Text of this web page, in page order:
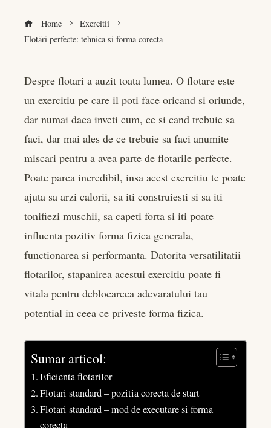
Home
Exercitii
Flotări perfecte: tehnica si forma corecta
Despre flotari a auzit toata lumea. O flotare este
un exercitiu pe care il poti face oricand si oriunde,
dar numai daca inveti cum, ce si cand trebuie sa
faci, dar mai ales de ce trebuie sa faci anumite
miscari pentru a avea parte de flotarile perfecte.
Poate parea incredibil, insa acest exercitiu te poate
ajuta sa arzi calorii, sa iti construiesti si sa iti
tonifiezi muschii, sa capeti forta si iti poate
influenta pozitiv forma fizica generala,
functionarea si performanta. Datorita versatilitatii
flotarilor, stapanirea acestui exercitiu poate fi
vitala pentru deblocareea adevaratului tau
potential in ceea ce priveste forma fizica.
Sumar articol:
Eficienta flotarilor
Flotari standard – pozitia corecta de start
Flotari standard – mod de executare si forma
corecta